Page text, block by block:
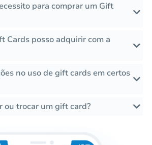
para comprar um Gift
Cards posso adquirir com a
no uso de gift cards em certos
ou trocar um gift card?